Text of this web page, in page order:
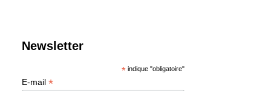
Newsletter
*indique "obligatoire"
E-mail *